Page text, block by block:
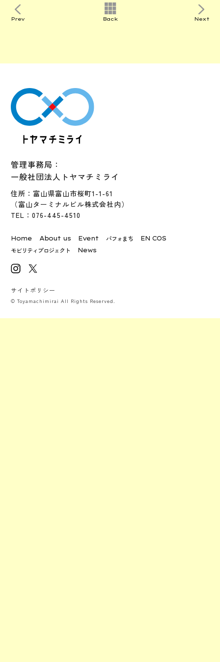
Prev Back Next
管理事務局：
一般社団法人トヤマチミライ
住所：富山県富山市桜町1-1-61
（富山ターミナルビル株式会社内）
TEL：076-445-4510
Home About us Event パフォまち EN COS
モビリティプロジェクト News
サイトポリシー
© Toyamachimirai All Rights Reserved.